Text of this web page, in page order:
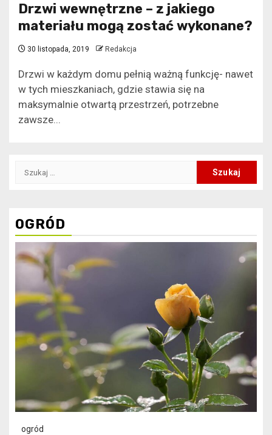
Drzwi wewnętrzne – z jakiego
materiału mogą zostać wykonane?
30 listopada, 2019 Redakcja
Drzwi w każdym domu pełnią ważną funkcję- nawet
w tych mieszkaniach, gdzie stawia się na
maksymalnie otwartą przestrzeń, potrzebne
zawsze...
Szukaj:
OGRÓD
ogród